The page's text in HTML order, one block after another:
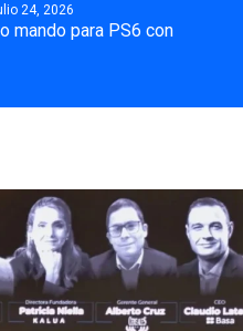
24, 2026
mando para PS6 con